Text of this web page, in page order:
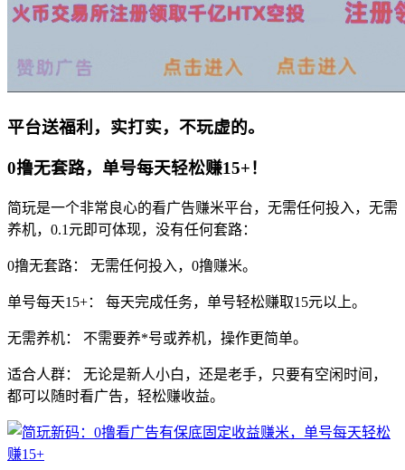
平台送福利，实打实，不玩虚的。
0撸无套路，单号每天轻松赚15+！
简玩是一个非常良心的看广告赚米平台， 无需任何投入， 无需
养机， 0.1元即可体现， 没有任何套路：
0撸无套路： 无需任何投入， 0撸赚米。
单号每天15+： 每天完成任务， 单号轻松赚取15元以上。
无需养机： 不需要养*号或养机， 操作更简单。
适合人群： 无论是新人小白， 还是老手，
只要有空闲时间，
都可以随时看广告， 轻松赚收益。